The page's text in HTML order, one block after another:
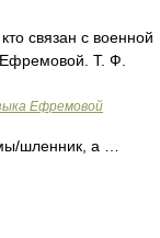
связан с военной
Т. Ф.
Ефремовой
шленник, а …